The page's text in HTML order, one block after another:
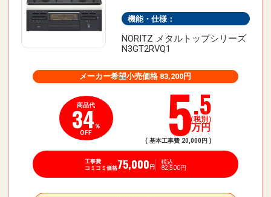
機能・仕様：
NORITZ メタルトップシリーズ
N3GT2RVQ1
メーカー希望小売価格 83,200円
商品代
34％
OFF
5.5
（税別）
万円
( 基本工事費 20,000円 )
工事費
コミコミ価格75,000 円
税込
82,500円